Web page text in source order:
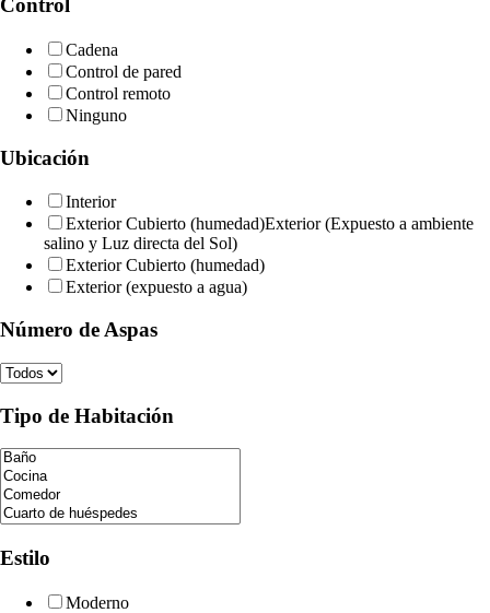
Control
Cadena
Control de pared
Control remoto
Ninguno
Ubicación
Interior
Exterior Cubierto (humedad)Exterior (Expuesto a ambiente
salino y Luz directa del Sol)
Exterior Cubierto (humedad)
Exterior (expuesto a agua)
Número de Aspas
Tipo de Habitación
Estilo
Moderno